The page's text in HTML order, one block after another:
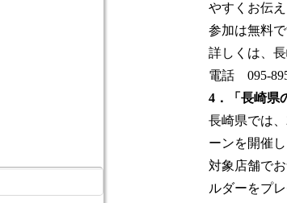
やすくお伝え
参加は無料
詳しくは、
電話 095-
4．「長崎県
長崎県では
ーンを開催し
対象店舗で
ルダーをプ